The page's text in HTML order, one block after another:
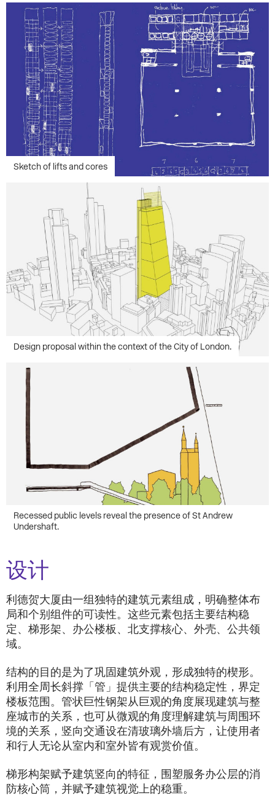
设计
利德贺大厦由一组独特的建筑元素组成，明确整体布
局和个别组件的可读性。这些元素包括主要结构稳
定、梯形架、办公楼板、北支撑核心、外壳、公共领
域。
结构的目的是为了巩固建筑外观，形成独特的楔形。
利用全周长斜撑「管」提供主要的结构稳定性，界定
楼板范围。管状巨性钢架从巨观的角度展现建筑与整
座城市的关系，也可从微观的角度理解建筑与周围环
境的关系，竖向交通设在清玻璃外墙后方，让使用者
和行人无论从室内和室外皆有观赏价值。
梯形构架赋予建筑竖向的特征，围塑服务办公层的消
防核心筒，并赋予建筑视觉上的稳重。